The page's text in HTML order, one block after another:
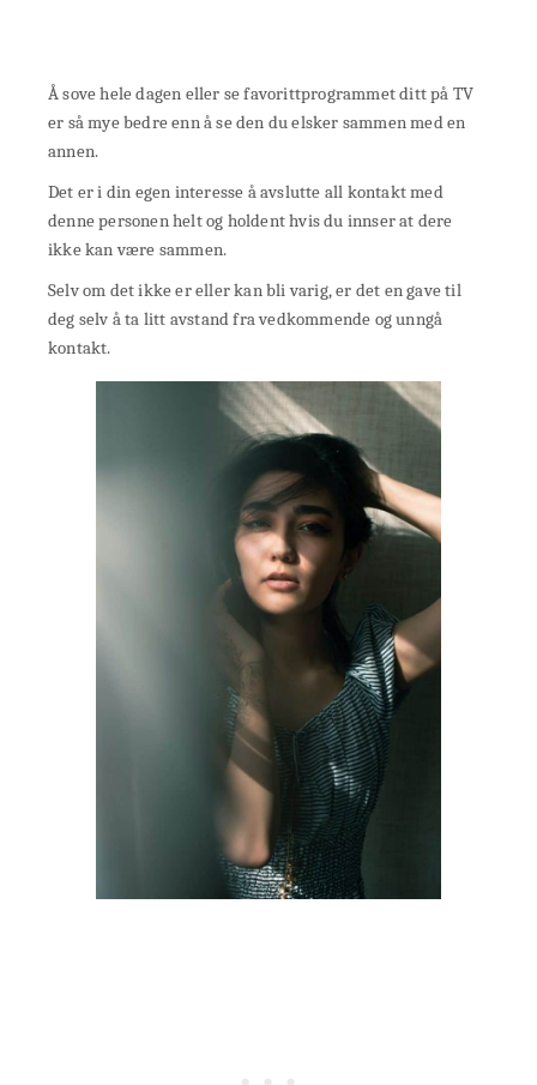
Å sove hele dagen eller se favorittprogrammet ditt på TV
er så mye bedre enn å se den du elsker sammen med en
annen.
Det er i din egen interesse å avslutte all kontakt med
denne personen helt og holdent hvis du innser at dere
ikke kan være sammen.
Selv om det ikke er eller kan bli varig, er det en gave til
deg selv å ta litt avstand fra vedkommende og unngå
kontakt.